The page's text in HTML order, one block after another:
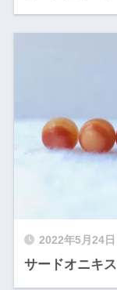
2022年5月24日
サードオニキ